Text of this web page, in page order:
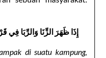
إِذَا ظَهَرَ الزِّنَا وَالرِّبَا فِي
di suatu kampung,